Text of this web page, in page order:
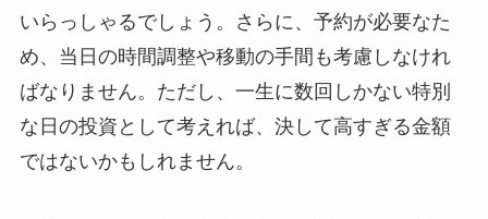
いらっしゃるでしょう。さらに、予約が必要なた
め、当日の時間調整や移動の手間も考慮しなけれ
ばなりません。ただし、一生に数回しかない特別
な日の投資として考えれば、決して高すぎる金額
ではないかもしれません。